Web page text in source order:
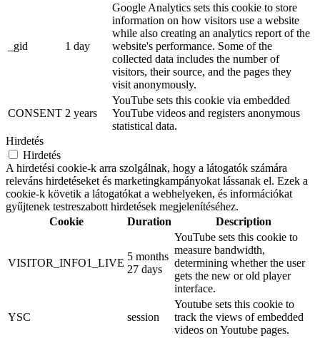
_gid 1 day
Google Analytics sets this cookie to store
information on how visitors use a website
while also creating an analytics report of the
website's performance. Some of the
collected data includes the number of
visitors, their source, and the pages they
visit anonymously.
CONSENT 2 years
YouTube sets this cookie via embedded
YouTube videos and registers anonymous
statistical data.
Hirdetés
Hirdetés
A hirdetési cookie-k arra szolgálnak, hogy a látogatók számára
releváns hirdetéseket és marketingkampányokat lássanak el. Ezek a
cookie-k követik a látogatókat a webhelyeken, és információkat
gyűjtenek testreszabott hirdetések megjelenítéséhez.
Cookie
Duration Description
VISITOR_INFO1_LIVE
5 months
27 days
YouTube sets this cookie to
measure bandwidth,
determining whether the user
gets the new or old player
interface.
YSC session
Youtube sets this cookie to
track the views of embedded
videos on Youtube pages.